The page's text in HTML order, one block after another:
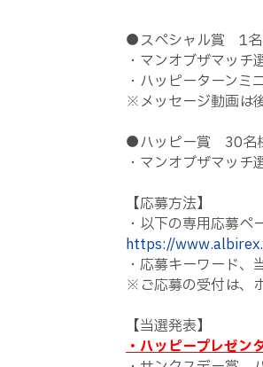
●スペシャル賞 1
・マンオブザマッ
・ハッピーターンミ
※メッセージ動画は
●ハッピー賞 30名
・マンオブザマッ
【応募方法】
・以下の専用応募ペ
https://
・応募キーワード、
※ご応募の受付は、
【当選発表】
・ハッピープレゼン